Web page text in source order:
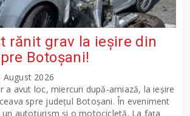
rănit grav la ieșire din
Botoșani!
August 2026
a avut loc, miercuri după-amiază, la ieșire
spre județul Botoșani. În eveniment
autoturism și o motocicletă. La fața